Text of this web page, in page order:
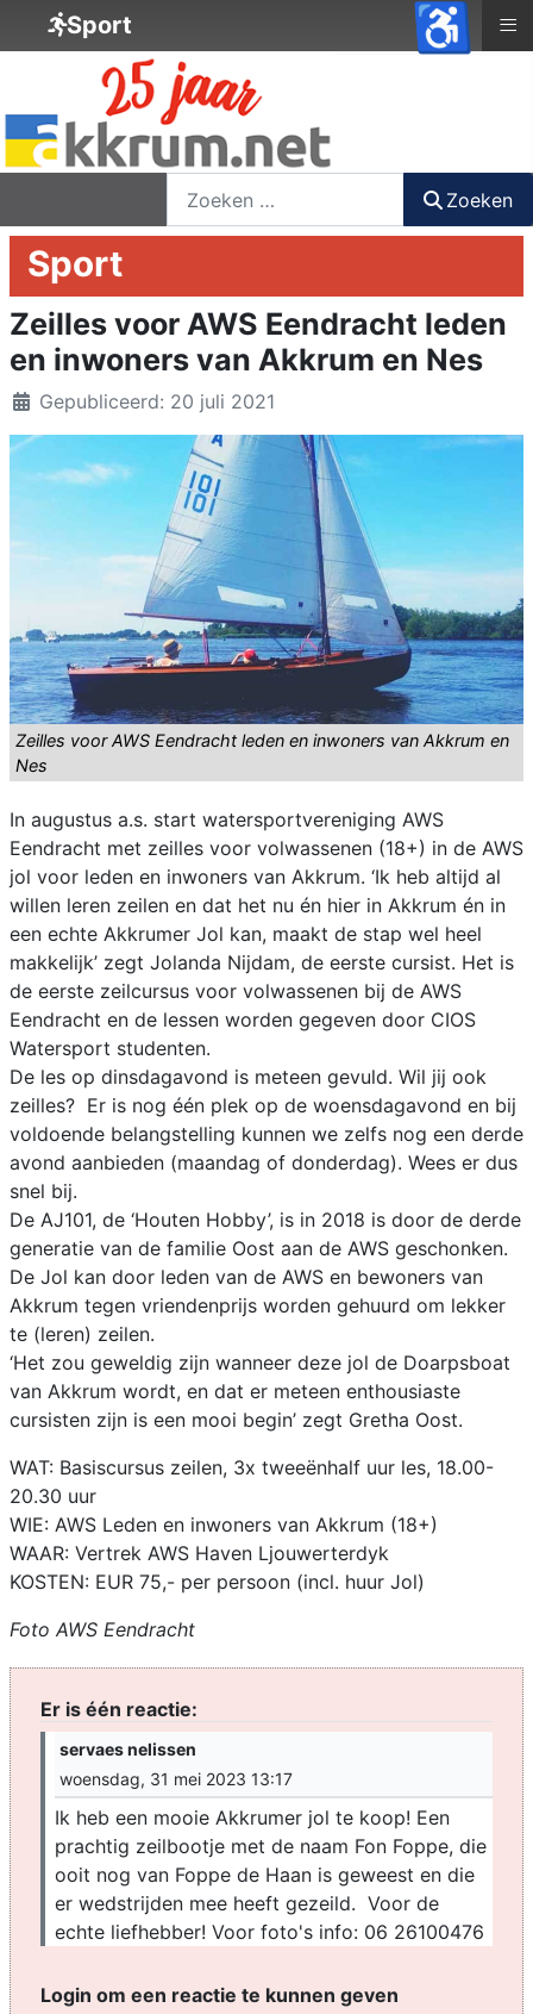
Zoeken
Sport
Zeilles voor AWS Eendracht leden
en inwoners van Akkrum en Nes
DetailsGepubliceerd: 20 juli 2021
Zeilles voor AWS Eendracht leden en inwoners van Akkrum en
Nes
In augustus a.s. start watersportvereniging AWS
Eendracht met zeilles voor volwassenen (18+) in de AWS
jol voor leden en inwoners van Akkrum. ‘Ik heb altijd al
willen leren zeilen en dat het nu én hier in Akkrum én in
een echte Akkrumer Jol kan, maakt de stap wel heel
makkelijk’ zegt Jolanda Nijdam, de eerste cursist. Het is
de eerste zeilcursus voor volwassenen bij de AWS
Eendracht en de lessen worden gegeven door CIOS
Watersport studenten.
De les op dinsdagavond is meteen gevuld. Wil jij ook
zeilles? Er is nog één plek op de woensdagavond en bij
voldoende belangstelling kunnen we zelfs nog een derde
avond aanbieden (maandag of donderdag). Wees er dus
snel bij.
De AJ101, de ‘Houten Hobby’, is in 2018 is door de derde
generatie van de familie Oost aan de AWS geschonken.
De Jol kan door leden van de AWS en bewoners van
Akkrum tegen vriendenprijs worden gehuurd om lekker
te (leren) zeilen.
‘Het zou geweldig zijn wanneer deze jol de Doarpsboat
van Akkrum wordt, en dat er meteen enthousiaste
cursisten zijn is een mooi begin’ zegt Gretha Oost.
WAT: Basiscursus zeilen, 3x tweeënhalf uur les, 18.00-
20.30 uur
WIE: AWS Leden en inwoners van Akkrum (18+)
WAAR: Vertrek AWS Haven Ljouwerterdyk
KOSTEN: EUR 75,- per persoon (incl. huur Jol)
Foto AWS Eendracht
Er is één reactie:
servaes nelissen
woensdag, 31 mei 2023 13:17
Ik heb een mooie Akkrumer jol te koop! Een
prachtig zeilbootje met de naam Fon Foppe, die
ooit nog van Foppe de Haan is geweest en die
er wedstrijden mee heeft gezeild. Voor de
echte liefhebber! Voor foto's info: 06 26100476
Login om een reactie te kunnen geven
Sport ≡
♿